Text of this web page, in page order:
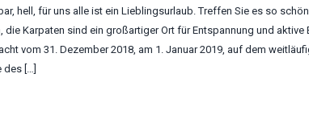
hell, für uns alle ist ein Lieblingsurlaub. Treffen Sie es so
die Karpaten sind ein großartiger Ort für Entspannung und aktive
vom 31. Dezember 2018, am 1. Januar 2019, auf dem
des […]